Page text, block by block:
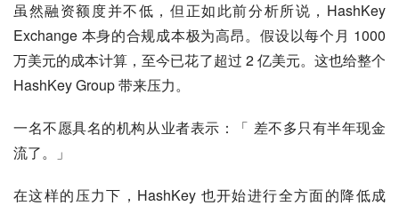
虽然融资额度并不低，但正如此前分析所说，HashKey
Exchange 本身的合规成本极为高昂。假设以每个月 1000
万美元的成本计算，至今已花了超过 2 亿美元。这也给整个
HashKey Group 带来压力。
一名不愿具名的机构从业者表示：「 差不多只有半年现金
流了。」
在这样的压力下，HashKey 也开始进行全方面的降低成